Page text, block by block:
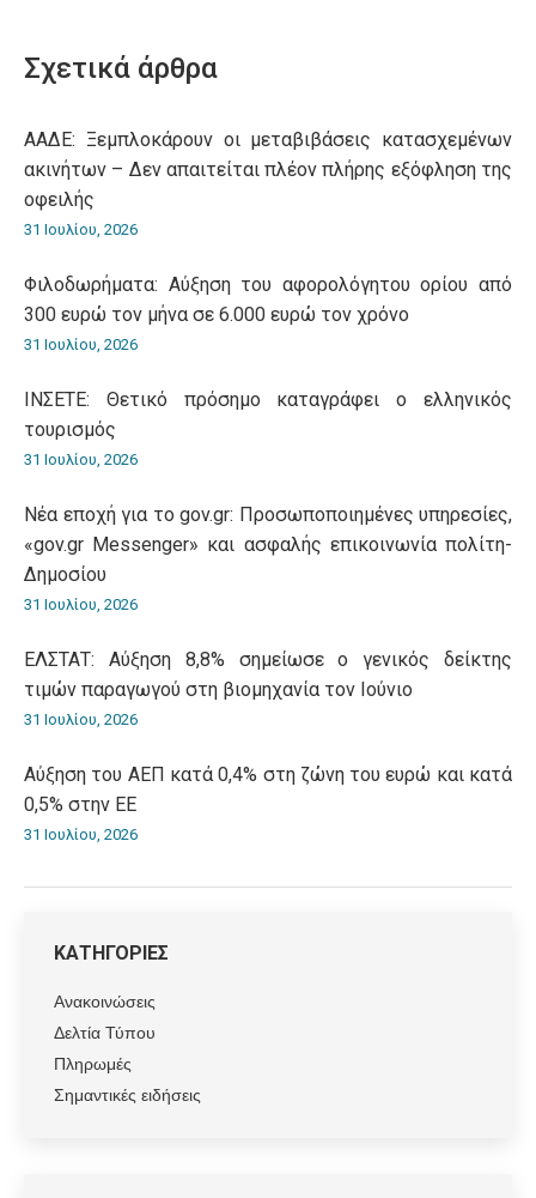
Σχετικά άρθρα
ΑΑΔΕ: Ξεμπλοκάρουν οι μεταβιβάσεις κατασχεμένων
ακινήτων – Δεν απαιτείται πλέον πλήρης εξόφληση της
οφειλής
31 Ιουλίου, 2026
Φιλοδωρήματα: Αύξηση του αφορολόγητου ορίου από
300 ευρώ τον μήνα σε 6.000 ευρώ τον χρόνο
31 Ιουλίου, 2026
ΙΝΣΕΤΕ: Θετικό πρόσημο καταγράφει ο ελληνικός
τουρισμός
31 Ιουλίου, 2026
Νέα εποχή για το gov.gr: Προσωποποιημένες υπηρεσίες,
«gov.gr Messenger» και ασφαλής επικοινωνία πολίτη-
Δημοσίου
31 Ιουλίου, 2026
ΕΛΣΤΑΤ: Αύξηση 8,8% σημείωσε ο γενικός δείκτης
τιμών παραγωγού στη βιομηχανία τον Ιούνιο
31 Ιουλίου, 2026
Αύξηση του ΑΕΠ κατά 0,4% στη ζώνη του ευρώ και κατά
0,5% στην ΕΕ
31 Ιουλίου, 2026
ΚΑΤΗΓΟΡΙΕΣ
Ανακοινώσεις
Δελτία Τύπου
Πληρωμές
Σημαντικές ειδήσεις